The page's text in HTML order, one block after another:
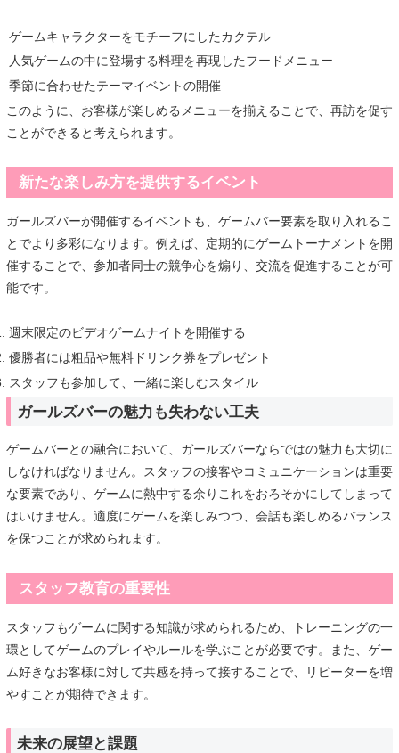
ゲームキャラクターをモチーフにしたカクテル
人気ゲームの中に登場する料理を再現したフードメニュー
季節に合わせたテーマイベントの開催
このように、お客様が楽しめるメニューを揃えることで、再訪を促す
ことができると考えられます。
新たな楽しみ方を提供するイベント
ガールズバーが開催するイベントも、ゲームバー要素を取り入れるこ
とでより多彩になります。例えば、定期的にゲームトーナメントを開
催することで、参加者同士の競争心を煽り、交流を促進することが可
能です。
週末限定のビデオゲームナイトを開催する
優勝者には粗品や無料ドリンク券をプレゼント
スタッフも参加して、一緒に楽しむスタイル
ガールズバーの魅力も失わない工夫
ゲームバーとの融合において、ガールズバーならではの魅力も大切に
しなければなりません。スタッフの接客やコミュニケーションは重要
な要素であり、ゲームに熱中する余りこれをおろそかにしてしまって
はいけません。適度にゲームを楽しみつつ、会話も楽しめるバランス
を保つことが求められます。
スタッフ教育の重要性
スタッフもゲームに関する知識が求められるため、トレーニングの一
環としてゲームのプレイやルールを学ぶことが必要です。また、ゲー
ム好きなお客様に対して共感を持って接することで、リピーターを増
やすことが期待できます。
未来の展望と課題